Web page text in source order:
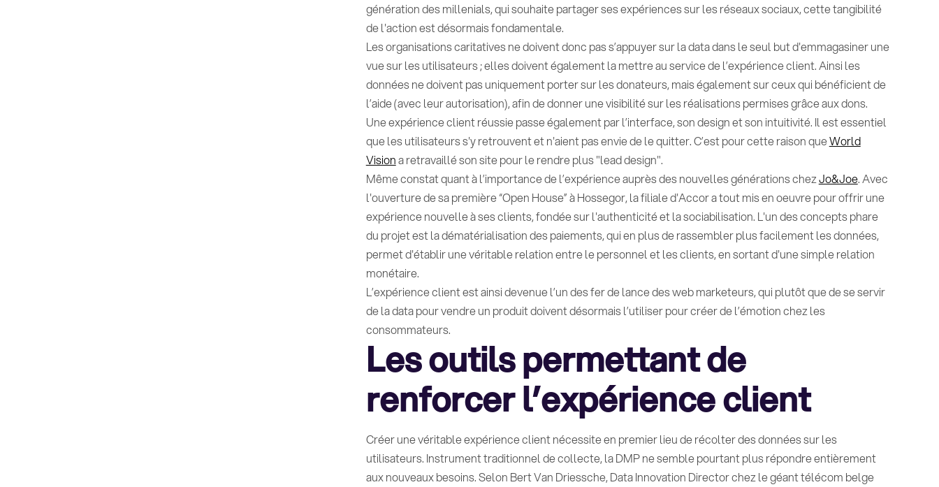
génération des millenials, qui souhaite partager ses expériences sur les réseaux sociaux, cette tangibilité
de l'action est désormais fondamentale.
Les organisations caritatives ne doivent donc pas s’appuyer sur la data dans le seul but d'emmagasiner une
vue sur les utilisateurs ; elles doivent également la mettre au service de l’expérience client. Ainsi les
données ne doivent pas uniquement porter sur les donateurs, mais également sur ceux qui bénéficient de
l’aide (avec leur autorisation), afin de donner une visibilité sur les réalisations permises grâce aux dons.
Une expérience client réussie passe également par l’interface, son design et son intuitivité. Il est essentiel
que les utilisateurs s'y retrouvent et n'aient pas envie de le quitter. C’est pour cette raison queWorld
Visiona retravaillé son site pour le rendre plus "lead design".
Même constat quant à l’importance de l’expérience auprès des nouvelles générations chezJo&Joe. Avec
l'ouverture de sa première “Open House” à Hossegor, la filiale d'Accor a tout mis en oeuvre pour offrir une
expérience nouvelle à ses clients, fondée sur l'authenticité et la sociabilisation. L'un des concepts phare
du projet est la dématérialisation des paiements, qui en plus de rassembler plus facilement les données,
permet d'établir une véritable relation entre le personnel et les clients, en sortant d'une simple relation
monétaire.
L’expérience client est ainsi devenue l’un des fer de lance des web marketeurs, qui plutôt que de se servir
de la data pour vendre un produit doivent désormais l’utiliser pour créer de l’émotion chez les
consommateurs.
Les outils permettant de
renforcer l’expérience client
Créer une véritable expérience client nécessite en premier lieu de récolter des données sur les
utilisateurs. Instrument traditionnel de collecte, la DMP ne semble pourtant plus répondre entièrement
aux nouveaux besoins. Selon Bert Van Driessche, Data Innovation Director chez le géant télécom belge